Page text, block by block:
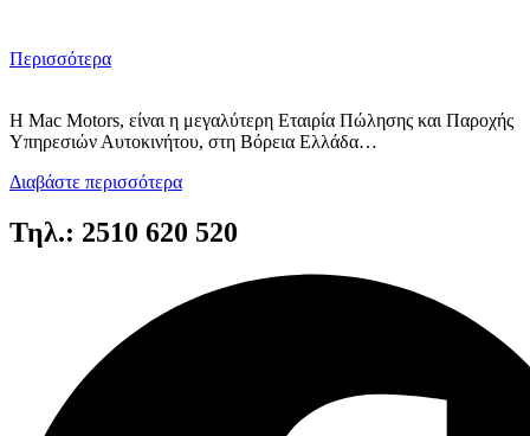
Περισσότερα
Η Mac Motors, είναι η μεγαλύτερη Εταιρία Πώλησης και Παροχής
Υπηρεσιών Αυτοκινήτου, στη Βόρεια Ελλάδα…
Διαβάστε περισσότερα
Τηλ.: 2510 620 520